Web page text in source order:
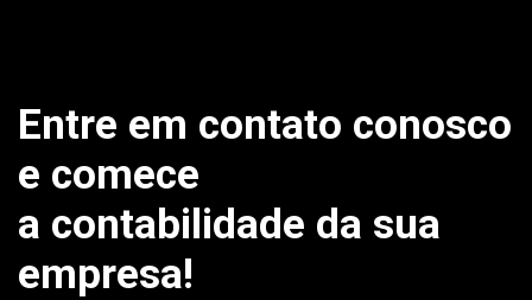
Entre em contato conosco
e comece
a contabilidade da sua
empresa!